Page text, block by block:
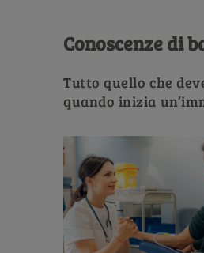
Conoscenze di
Tutto quello che
quando inizia